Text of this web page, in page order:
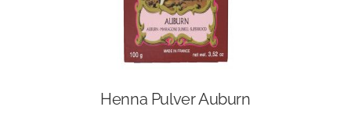
Henna Pulver Auburn